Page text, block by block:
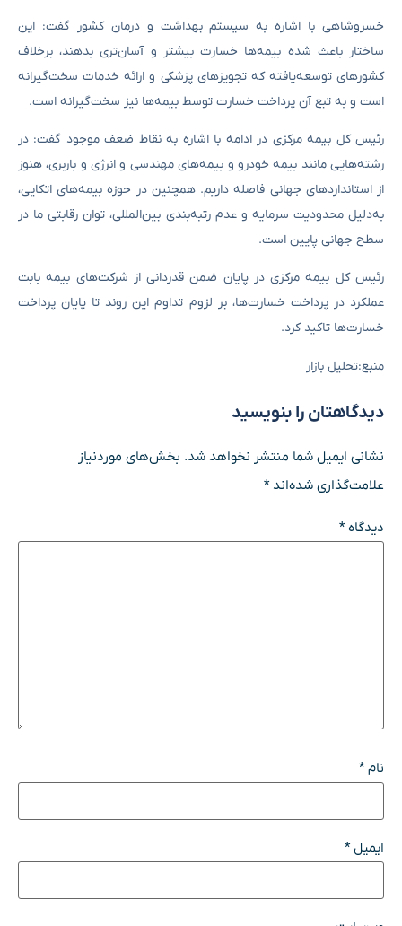
خسروشاهی با اشاره به سیستم بهداشت و درمان کشور گفت: این
ساختار باعث شده بیمه‌ها خسارت بیشتر و آسان‌تری بدهند، برخلاف
کشورهای توسعه‌یافته که تجویزهای پزشکی و ارائه خدمات سخت‌گیرانه‌
است و به تبع آن پرداخت خسارت توسط بیمه‌ها نیز سخت‌گیرانه است.
رئیس کل بیمه مرکزی در ادامه با اشاره به نقاط ضعف موجود گفت: در
رشته‌هایی مانند بیمه خودرو و بیمه‌های مهندسی و انرژی و باربری، هنوز
از استانداردهای جهانی فاصله داریم. همچنین در حوزه بیمه‌های اتکایی،
به‌دلیل محدودیت سرمایه و عدم رتبه‌بندی بین‌المللی، توان رقابتی ما در
سطح جهانی پایین است.
رئیس کل بیمه مرکزی در پایان ضمن قدردانی از شرکت‌های بیمه بابت
عملکرد در پرداخت خسارت‌ها، بر لزوم تداوم این روند تا پایان پرداخت
خسارت‌ها تاکید کرد.
منبع:تحلیل بازار
دیدگاهتان را بنویسید
نشانی ایمیل شما منتشر نخواهد شد. بخش‌های موردنیاز
علامت‌گذاری شده‌اند*
دیدگاه*
نام*
ایمیل*